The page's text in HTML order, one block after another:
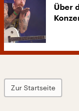
Über
Zur Startseite